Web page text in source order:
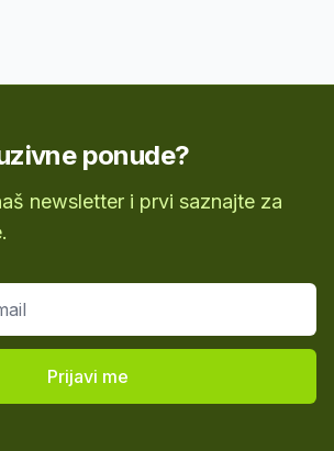
ponude?
newsletter i prvi saznajte za
Prijavi me